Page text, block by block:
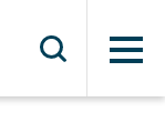
Menü